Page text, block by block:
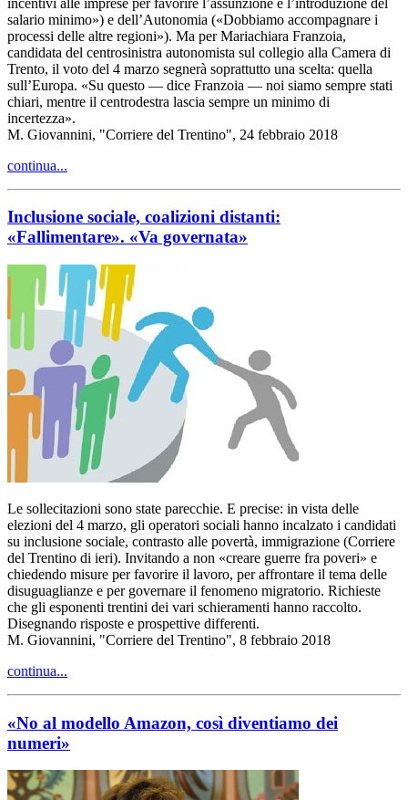
salario minimo») e dell’Autonomia («Dobbiamo accompagnare i
processi delle altre regioni»). Ma per Mariachiara Franzoia,
candidata del centrosinistra autonomista sul collegio alla Camera di
Trento, il voto del 4 marzo segnerà soprattutto una scelta: quella
sull’Europa. «Su questo — dice Franzoia — noi siamo sempre stati
chiari, mentre il centrodestra lascia sempre un minimo di
incertezza».
M. Giovannini, "Corriere del Trentino", 24 febbraio 2018
continua...
Inclusione sociale, coalizioni distanti:
«Fallimentare». «Va governata»
Le sollecitazioni sono state parecchie. E precise: in vista delle
elezioni del 4 marzo, gli operatori sociali hanno incalzato i candidati
su inclusione sociale, contrasto alle povertà, immigrazione (Corriere
del Trentino di ieri). Invitando a non «creare guerre fra poveri» e
chiedendo misure per favorire il lavoro, per affrontare il tema delle
disuguaglianze e per governare il fenomeno migratorio. Richieste
che gli esponenti trentini dei vari schieramenti hanno raccolto.
Disegnando risposte e prospettive differenti.
M. Giovannini, "Corriere del Trentino", 8 febbraio 2018
continua...
«No al modello Amazon, così diventiamo dei
numeri»